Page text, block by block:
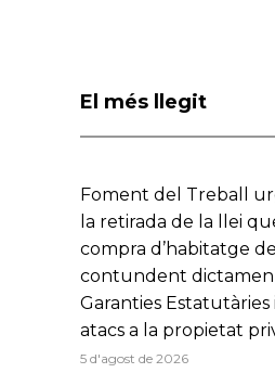
El més llegit
Foment del Treball
la retirada de la llei
compra d’habitatge
contundent dictamen
Garanties Estatutàries
atacs a la propietat
5 d'agost de 2026